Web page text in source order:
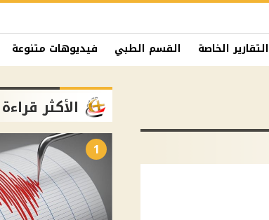
التقارير الخاصة القسم الطبي فيديوهات متنوعة
الأكثر قراءة
1